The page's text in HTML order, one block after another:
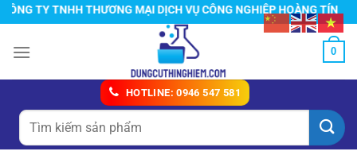
Chuyển
đến
nội
TY TNHH THƯƠNG MẠI DỊCH VỤ CÔNG NGHIỆP HOÀNG TÍN
0
HOTLINE: 0946 547 581
Tìm
kiếm: